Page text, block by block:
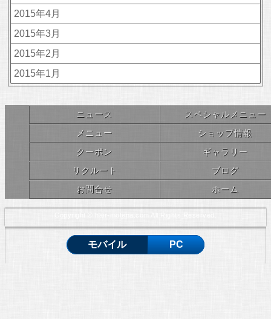
2015年4月
2015年3月
2015年2月
2015年1月
ニュース
スペシャルメニュー
メニュー
ショップ情報
クーポン
ギャラリー
リクルート
ブログ
お問合せ
ホーム
モバイル PC